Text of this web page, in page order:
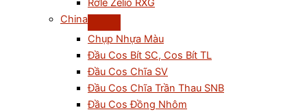
Rơle Zelio RXG
China
Chụp Nhựa Màu
Đầu Cos Bít SC, Cos Bít TL
Đầu Cos Chĩa SV
Đầu Cos Chĩa Trần Thau SNB
Đầu Cos Đồng Nhôm